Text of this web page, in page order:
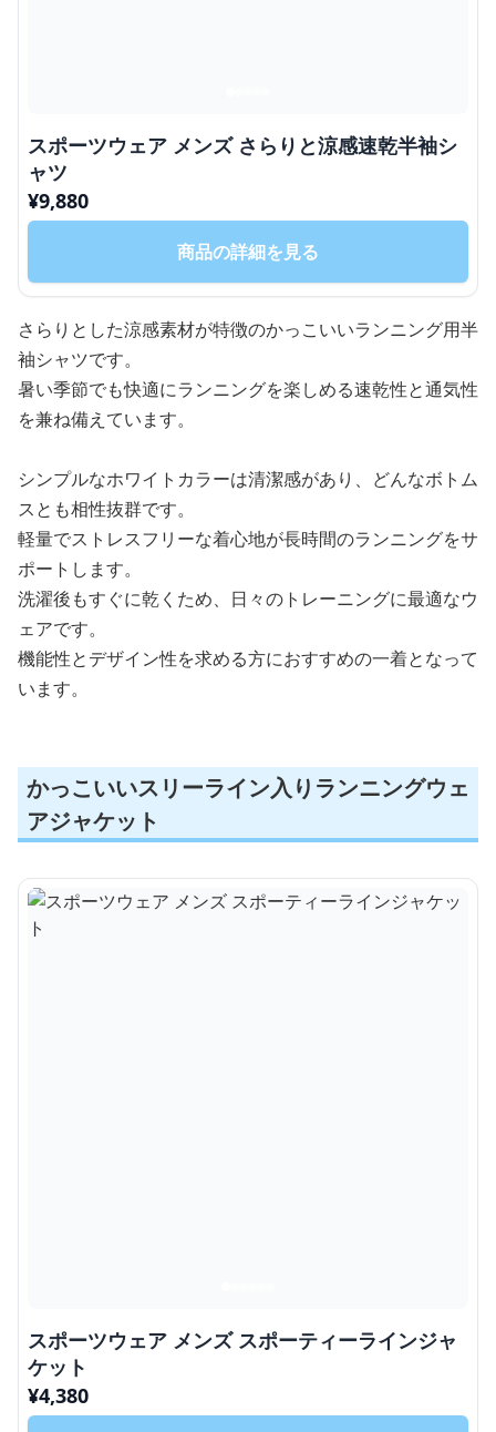
スポーツウェア メンズ さらりと涼感速乾半袖シ
ャツ
¥9,880
商品の詳細を見る
さらりとした涼感素材が特徴のかっこいいランニング用半
袖シャツです。
暑い季節でも快適にランニングを楽しめる速乾性と通気性
を兼ね備えています。
シンプルなホワイトカラーは清潔感があり、どんなボトム
スとも相性抜群です。
軽量でストレスフリーな着心地が長時間のランニングをサ
ポートします。
洗濯後もすぐに乾くため、日々のトレーニングに最適なウ
ェアです。
機能性とデザイン性を求める方におすすめの一着となって
います。
かっこいいスリーライン入りランニングウェ
アジャケット
スポーツウェア メンズ スポーティーラインジャ
ケット
¥4,380